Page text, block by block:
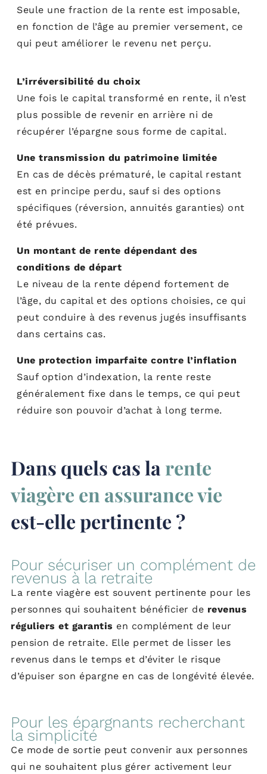
Seule une fraction de la rente est imposable,
en fonction de l’âge au premier versement, ce
qui peut améliorer le revenu net perçu.
L’irréversibilité du choix
Une fois le capital transformé en rente, il n’est
plus possible de revenir en arrière ni de
récupérer l’épargne sous forme de capital.
Une transmission du patrimoine limitée
En cas de décès prématuré, le capital restant
est en principe perdu, sauf si des options
spécifiques (réversion, annuités garanties) ont
été prévues.
Un montant de rente dépendant des
conditions de départ
Le niveau de la rente dépend fortement de
l’âge, du capital et des options choisies, ce qui
peut conduire à des revenus jugés insuffisants
dans certains cas.
Une protection imparfaite contre l’inflation
Sauf option d’indexation, la rente reste
généralement fixe dans le temps, ce qui peut
réduire son pouvoir d’achat à long terme.
Dans quels cas larente
viagère en assurance vie
est-elle pertinente ?
Pour sécuriser un complément de
revenus à la retraite
La rente viagère est souvent pertinente pour les
personnes qui souhaitent bénéficier de revenus
réguliers et garantis en complément de leur
pension de retraite. Elle permet de lisser les
revenus dans le temps et d’éviter le risque
d’épuiser son épargne en cas de longévité élevée.
Pour les épargnants recherchant
la simplicité
Ce mode de sortie peut convenir aux personnes
qui ne souhaitent plus gérer activement leur